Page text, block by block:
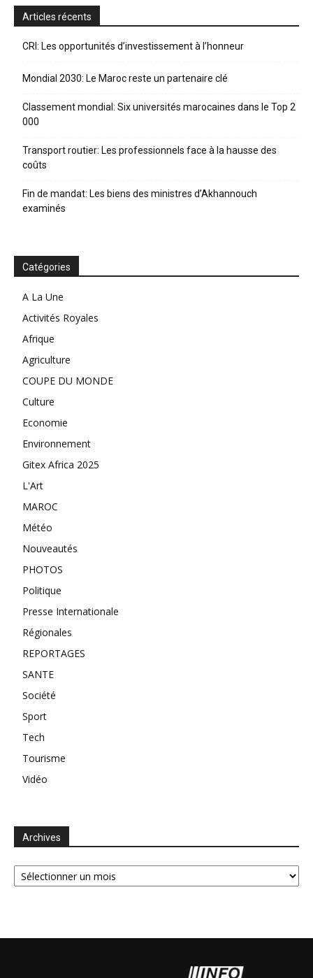
Articles récents
CRI: Les opportunités d’investissement à l’honneur
Mondial 2030: Le Maroc reste un partenaire clé
Classement mondial: Six universités marocaines dans le Top 2
000
Transport routier: Les professionnels face à la hausse des
coûts
Fin de mandat: Les biens des ministres d’Akhannouch
examinés
Catégories
A La Une
Activités Royales
Afrique
Agriculture
COUPE DU MONDE
Culture
Economie
Environnement
Gitex Africa 2025
L'Art
MAROC
Météo
Nouveautés
PHOTOS
Politique
Presse Internationale
Régionales
REPORTAGES
SANTE
Société
Sport
Tech
Tourisme
Vidéo
Archives
Archives